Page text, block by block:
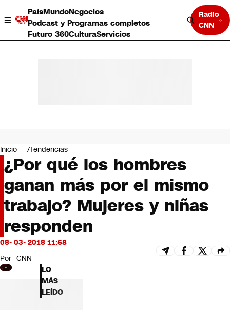
PaísMundoNegocios
Podcast y Programas completos
Futuro 360CulturaServicios
Radio
CNN
Negocios
Deportes
Programas completos
Cultura
Servicios
Bits
CNN tiempo
Futuro 360
Inicio Tendencias
¿Por qué los hombres
ganan más por el mismo
trabajo? Mujeres y niñas
responden
08- 03- 2018 11:58
Por CNN
LO
MÁS
LEÍDO